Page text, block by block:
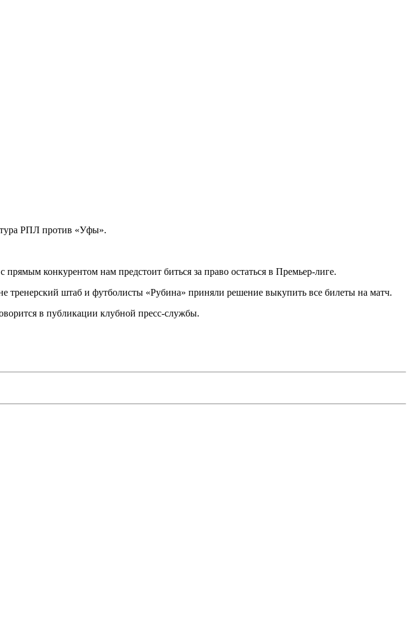
тура РПЛ против «Уфы».
конкурентом нам предстоит биться за право остаться в Премьер-лиге.
тренерский штаб и футболисты «Рубина» приняли решение выкупить все билеты на матч.
в публикации клубной пресс-службы.